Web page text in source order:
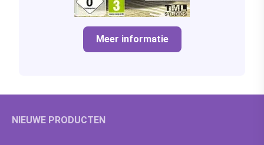
Meer informatie
NIEUWE PRODUCTEN